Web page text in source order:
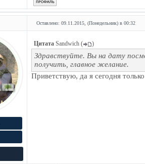
Оставлено: 09.11.2015, (Понедельник) в 00:32
Цитата Sandwich ( )
Здравствуйте. Вы на дату
получить, главное желание.
Приветствую, да я сегодня